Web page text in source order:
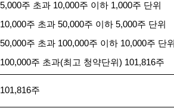
5,000주 초과 10,000주 이하 1,000주 단위
10,000주 초과 50,000주 이하5,000주 단위
50,000주 초과 100,000주 이하 10,000주 단위
100,000주 초과(최고 청약단위) 101,816주
101,816주